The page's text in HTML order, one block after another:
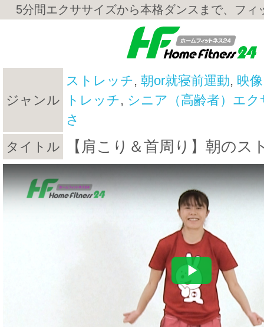
5分間エクササイズから本格ダンスまで、フィ
ジャンル
ストレッチ, 朝or就寝前運動, 映
トレッチ, シニア（高齢者）エ
さ
タイトル
【肩こり＆首周り】朝のス